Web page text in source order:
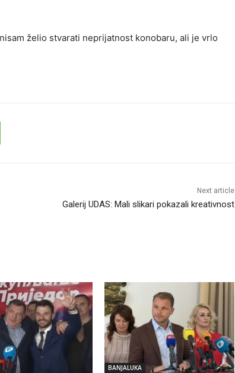
želio stvarati neprijatnost konobaru, ali je vrlo
Next article
Galerij UDAS: Mali slikari pokazali kreativnost
BANJALUKA